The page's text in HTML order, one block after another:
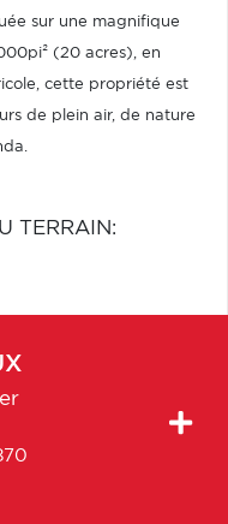
sur une magnifique
(20 acres), en
cette propriété est
de plein air, de nature
TERRAIN: